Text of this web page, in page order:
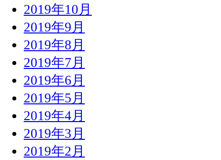
2019年10月
2019年9月
2019年8月
2019年7月
2019年6月
2019年5月
2019年4月
2019年3月
2019年2月